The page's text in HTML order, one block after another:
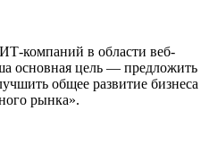
компаний в области веб-
основная цель — предложить
общее развитие бизнеса
рынка».